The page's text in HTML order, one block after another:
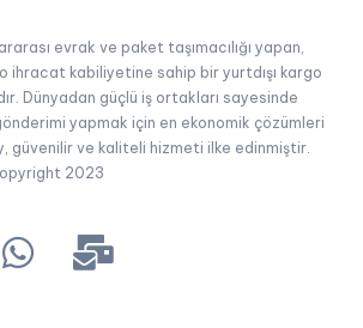
evrak ve paket taşımacılığı yapan,
ihracat kabiliyetine sahip bir yurtdışı kargo
Dünyadan güçlü iş ortakları sayesinde
yapmak için en ekonomik çözümleri
güvenilir ve kaliteli hizmeti ilke edinmiştir.
2023